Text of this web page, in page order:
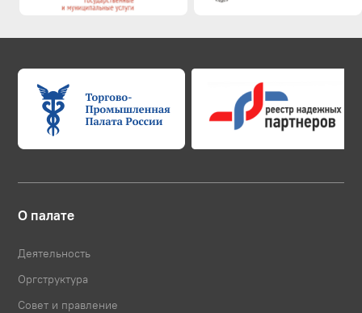
О палате
Деятельность
Оргструктура
Совет и правление